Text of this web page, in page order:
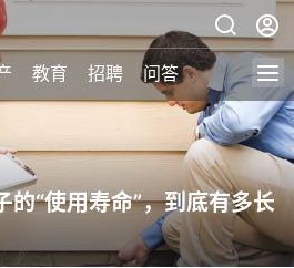
教育 招聘 问答
的“使用寿命”，到底有多长